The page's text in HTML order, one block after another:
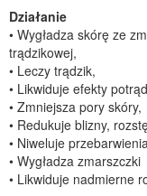
Działanie
• Wygładza skórę ze
trądzikowej,
• Leczy trądzik,
• Likwiduje efekty
• Zmniejsza pory skóry,
• Redukuje blizny,
• Niweluje
• Wygładza zmarszczki
• Likwiduje nadmierne